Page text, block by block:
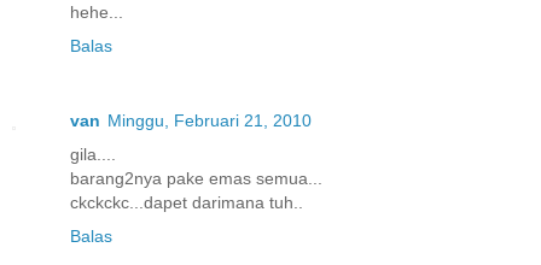
hehe...
Balas
van Minggu, Februari 21, 2010
gila....
barang2nya pake emas semua...
ckckckc...dapet darimana tuh..
Balas